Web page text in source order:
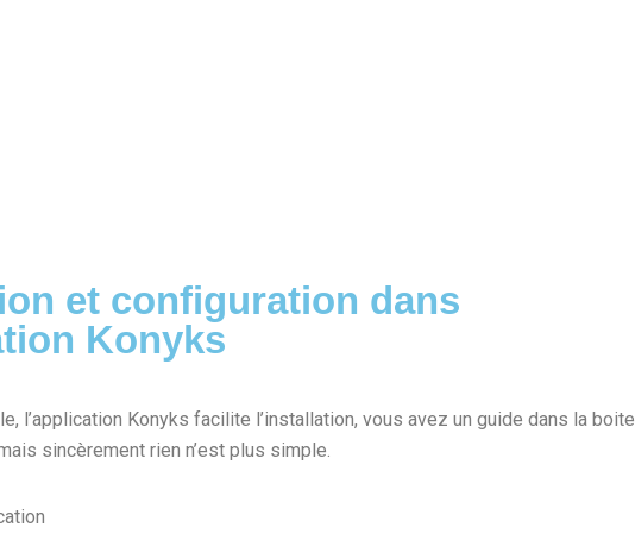
et configuration dans
Konyks
l’application Konyks facilite l’installation, vous avez un guide dans la boite
sincèrement rien n’est plus simple.